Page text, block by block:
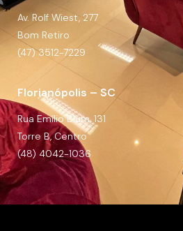
Av. Rolf Wiest, 277
Bom Retiro
(47) 3512-7229
Florianópolis – SC
Rua Emílio Blum, 131
Torre B, Centro
(48) 4042-1036